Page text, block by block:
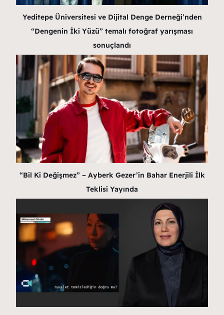
Yeditepe Üniversitesi ve Dijital Denge Derneği’nden
“Dengenin İki Yüzü” temalı fotoğraf yarışması
sonuçlandı
“Bil Ki Değişmez” – Ayberk Gezer’in Bahar Enerjili İlk
Teklisi Yayında